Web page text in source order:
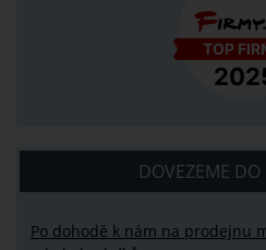
DOVEZEME
Po dohodě k nám na prodejnu